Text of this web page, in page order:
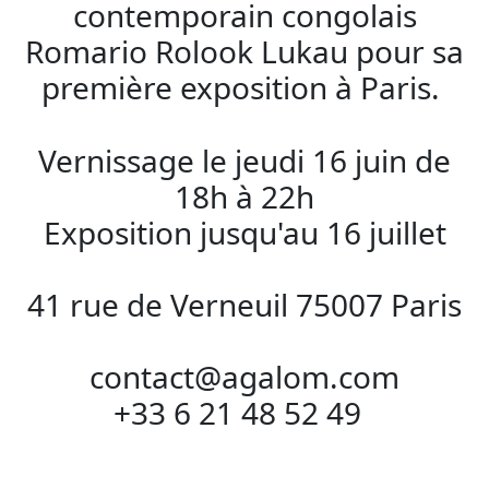
contemporain congolais
Romario Rolook Lukau pour sa
première exposition à Paris.
Vernissage le jeudi 16 juin de
18h à 22h
Exposition jusqu'au 16 juillet
41 rue de Verneuil 75007 Paris
contact@agalom.com
+33 6 21 48 52 49